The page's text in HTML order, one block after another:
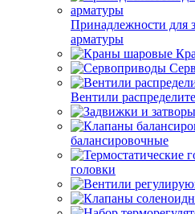
Принадлежности для
арматуры
Вентили
балансировочные
головки